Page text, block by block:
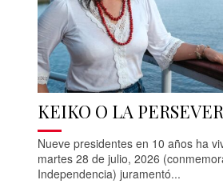
KEIKO O LA
Nueve presidentes en 10 años ha
martes 28 de julio, 2026
Independencia) juramentó...